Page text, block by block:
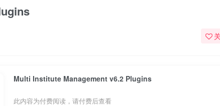
Multi Institute Management v6.2 Plugins
此内容为付费阅读，请付费后查看